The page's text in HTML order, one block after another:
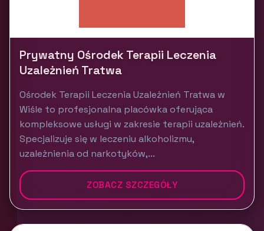
Prywatny Ośrodek Terapii Leczenia
Uzależnień Tratwa
Ośrodek Terapii Leczenia Uzależnień Tratwa w
Wiśle to profesjonalna placówka oferująca
kompleksowe usługi w zakresie terapii uzależnień.
Specjalizuje się w leczeniu alkoholizmu,
uzależnienia od narkotyków,...
ZOBACZ SZCZEGÓŁY